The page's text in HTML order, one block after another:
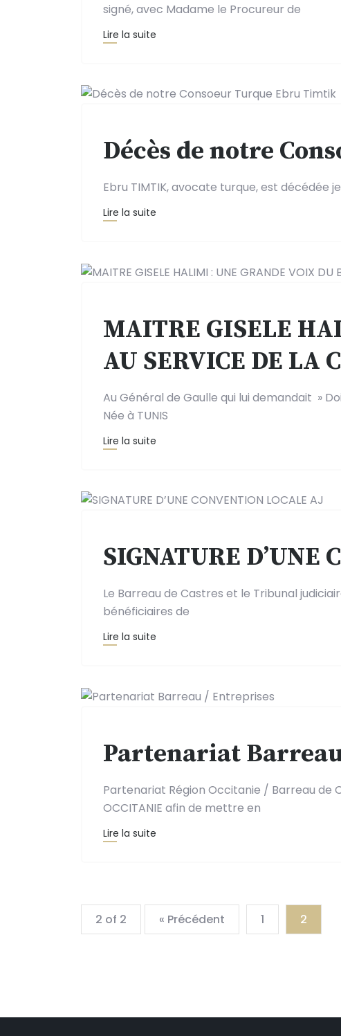
signé, avec Madame le Procureur de
Lire la suite
Décès de notre
Ebru TIMTIK, avocate turque, est décédée
Lire la suite
MAITRE GISELE
AU SERVICE DE LA
Au Général de Gaulle qui lui demandait »
Née à TUNIS
Lire la suite
SIGNATURE D’UNE
Le Barreau de Castres et le Tribunal
bénéficiaires de
Lire la suite
Partenariat
Partenariat Région Occitanie / Barreau de
OCCITANIE afin de mettre en
Lire la suite
2 of 2 « Précédent 1 2